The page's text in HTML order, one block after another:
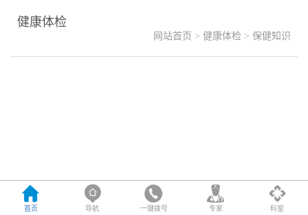
健康体检
网站首页 > 健康体检 > 保健知识
首页 导航 一键拨号 专家 科室